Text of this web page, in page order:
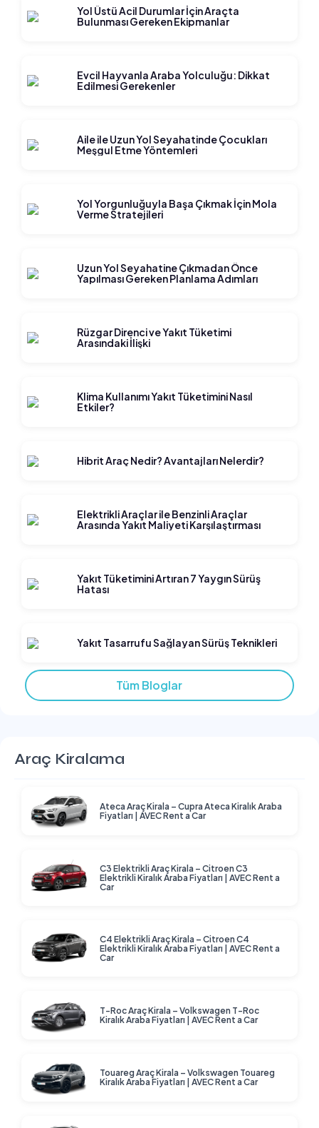
Yol Üstü Acil Durumlar İçin Araçta
Bulunması Gereken Ekipmanlar
Evcil Hayvanla Araba Yolculuğu: Dikkat
Edilmesi Gerekenler
Aile ile Uzun Yol Seyahatinde Çocukları
Meşgul Etme Yöntemleri
Yol Yorgunluğuyla Başa Çıkmak İçin Mola
Verme Stratejileri
Uzun Yol Seyahatine Çıkmadan Önce
Yapılması Gereken Planlama Adımları
Rüzgar Direnci ve Yakıt Tüketimi
Arasındaki İlişki
Klima Kullanımı Yakıt Tüketimini Nasıl
Etkiler?
Hibrit Araç Nedir? Avantajları Nelerdir?
Elektrikli Araçlar ile Benzinli Araçlar
Arasında Yakıt Maliyeti Karşılaştırması
Yakıt Tüketimini Artıran 7 Yaygın Sürüş
Hatası
Yakıt Tasarrufu Sağlayan Sürüş Teknikleri
Tüm Bloglar
Araç Kiralama
Ateca Araç Kirala – Cupra Ateca Kiralık Araba
Fiyatları | AVEC Rent a Car
C3 Elektrikli Araç Kirala – Citroen C3
Elektrikli Kiralık Araba Fiyatları | AVEC Rent a
Car
C4 Elektrikli Araç Kirala – Citroen C4
Elektrikli Kiralık Araba Fiyatları | AVEC Rent a
Car
T-Roc Araç Kirala – Volkswagen T-Roc
Kiralık Araba Fiyatları | AVEC Rent a Car
Touareg Araç Kirala – Volkswagen Touareg
Kiralık Araba Fiyatları | AVEC Rent a Car